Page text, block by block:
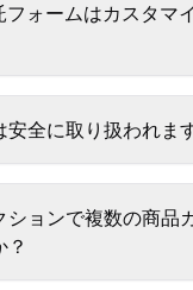
ォームはカスタマ
安全に取り扱われま
ションで複数の商品
？